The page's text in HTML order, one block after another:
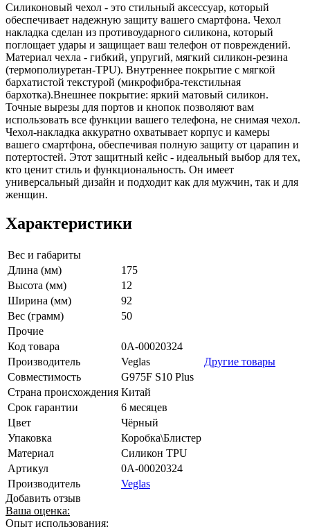
Силиконовый чехол - это стильный аксессуар, который
обеспечивает надежную защиту вашего смартфона. Чехол
накладка сделан из противоударного силикона, который
поглощает удары и защищает ваш телефон от повреждений.
Материал чехла - гибкий, упругий, мягкий силикон-резина
(термополиуретан-TPU). Внутреннее покрытие с мягкой
бархатистой текстурой (микрофибра-текстильная
бархотка).Внешнее покрытие: яркий матовый силикон.
Точные вырезы для портов и кнопок позволяют вам
использовать все функции вашего телефона, не снимая чехол.
Чехол-накладка аккуратно охватывает корпус и камеры
вашего смартфона, обеспечивая полную защиту от царапин и
потертостей. Этот защитный кейс - идеальный выбор для тех,
кто ценит стиль и функциональность. Он имеет
универсальный дизайн и подходит как для мужчин, так и для
женщин.
Характеристики
Вес и габариты
Длина (мм)
175
Высота (мм)
12
Ширина (мм)
92
Вес (грамм)
50
Прочие
Код товара
0А-00020324
Производитель
Veglas
Другие товары
Совместимость
G975F S10 Plus
Страна происхождения Китай
Срок гарантии
6 месяцев
Цвет
Чёрный
Упаковка
Коробка\Блистер
Материал
Силикон TPU
Артикул
0А-00020324
Производитель
Veglas
Добавить отзыв
Ваша оценка:
Опыт использования: